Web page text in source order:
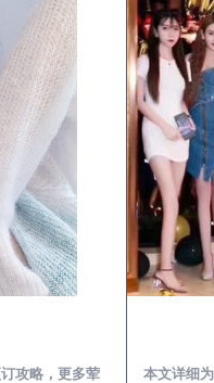
攻略，更多荤
本文详细